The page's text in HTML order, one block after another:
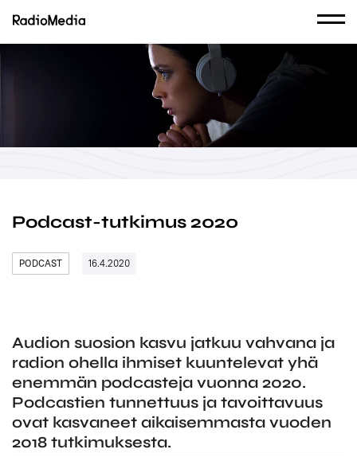
Podcast-tutkimus 2020
PODCAST 16.4.2020
Audion suosion kasvu jatkuu vahvana ja
radion ohella ihmiset kuuntelevat yhä
enemmän podcasteja vuonna 2020.
Podcastien tunnettuus ja tavoittavuus
ovat kasvaneet aikaisemmasta vuoden
2018 tutkimuksesta.